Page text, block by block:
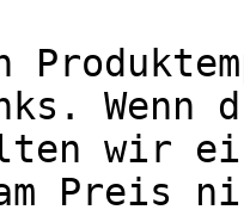
Wenn
wir
Preis